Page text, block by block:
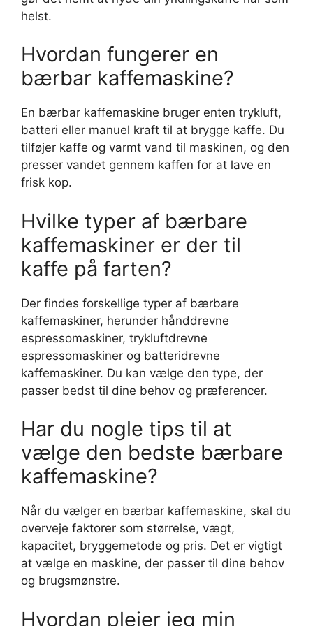
helst.
Hvordan fungerer en
bærbar kaffemaskine?
En bærbar kaffemaskine bruger enten trykluft,
batteri eller manuel kraft til at brygge kaffe. Du
tilføjer kaffe og varmt vand til maskinen, og den
presser vandet gennem kaffen for at lave en
frisk kop.
Hvilke typer af bærbare
kaffemaskiner er der til
kaffe på farten?
Der findes forskellige typer af bærbare
kaffemaskiner, herunder hånddrevne
espressomaskiner, trykluftdrevne
espressomaskiner og batteridrevne
kaffemaskiner. Du kan vælge den type, der
passer bedst til dine behov og præferencer.
Har du nogle tips til at
vælge den bedste bærbare
kaffemaskine?
Når du vælger en bærbar kaffemaskine, skal du
overveje faktorer som størrelse, vægt,
kapacitet, bryggemetode og pris. Det er vigtigt
at vælge en maskine, der passer til dine behov
og brugsmønstre.
Hvordan plejer jeg min